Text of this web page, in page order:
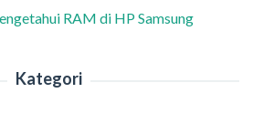
RAM di HP Samsung
Kategori